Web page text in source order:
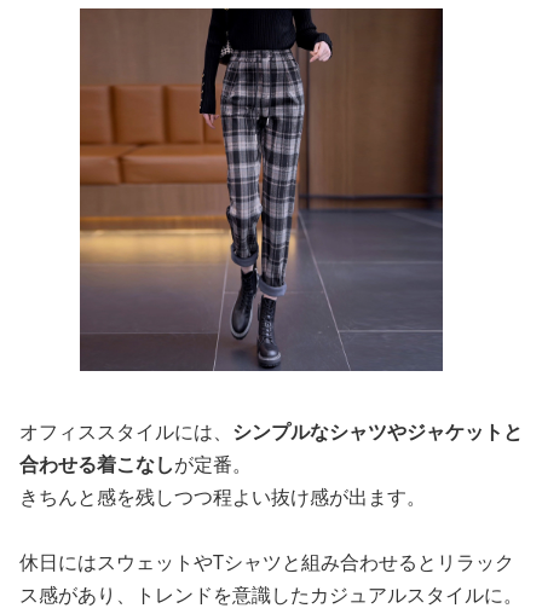
オフィススタイルには、 シンプルなシャツやジャケットと
合わせる着こなしが定番。
きちんと感を残しつつ程よい抜け感が出ます。
休日にはスウェットやTシャツと組み合わせるとリラック
ス感があり、トレンドを意識したカジュアルスタイルに。